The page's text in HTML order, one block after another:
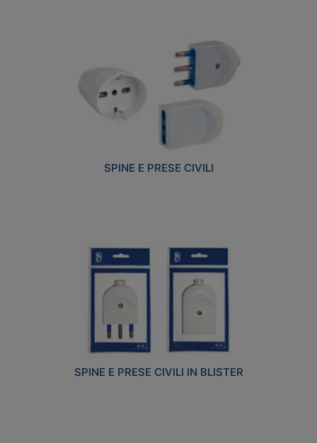
SPINE E PRESE CIVILI
SPINE E PRESE CIVILI IN BLISTER